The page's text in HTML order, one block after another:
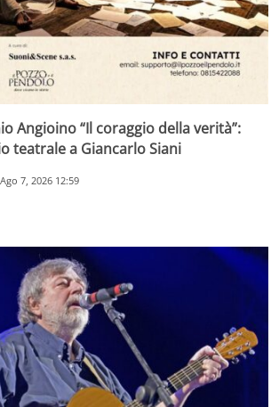
Angioino “Il coraggio della verità”:
teatrale a Giancarlo Siani
Ago 7, 2026 12:59